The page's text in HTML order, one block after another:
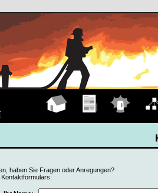
haben Sie Fragen oder Anregungen?